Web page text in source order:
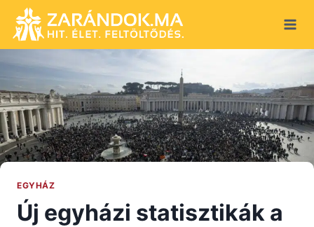
content
EGYHÁZ
Új egyházi statisztikák a